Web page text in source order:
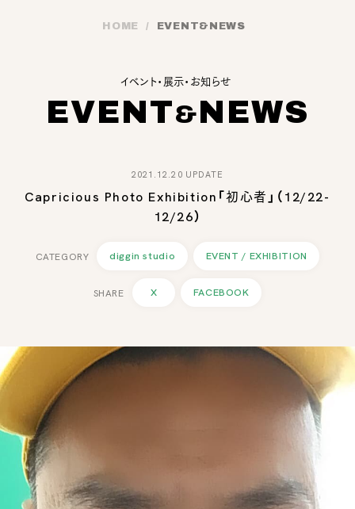
HOME EVENT& NEWS
イベント・展示・お知らせ
EVENT&NEWS
2021.12.20 UPDATE
Capricious Photo Exhibition「初心者」（12/22-
12/26）
diggin studio EVENT / EXHIBITION
X FACEBOOK